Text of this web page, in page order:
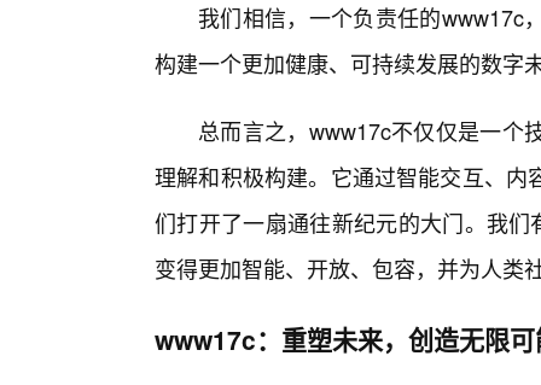
我们相信，一个负责任的www17c
构建一个更加健康、可持续发展的数字
总而言之，www17c不仅仅是一个
理解和积极构建。它通过智能交互、
们打开了一扇通往新纪元的大门。我
变得更加智能、开放、包容，并为人类
www17c：重塑未来，创造无限